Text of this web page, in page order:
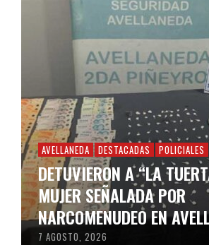
AVELLANEDA DESTACADAS POLICIALES
DETUVIERON A “LA
MUJER SEÑALADA POR
NARCOMENUDEO EN
7 AGOSTO, 2026